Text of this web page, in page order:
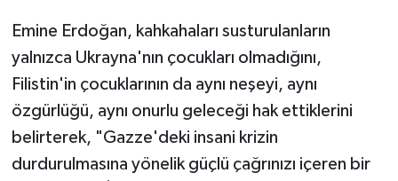
Emine Erdoğan, kahkahaları susturulanların
yalnızca Ukrayna'nın çocukları olmadığını,
Filistin'in çocuklarının da aynı neşeyi, aynı
özgürlüğü, aynı onurlu geleceği hak ettiklerini
belirterek, "Gazze'deki insani krizin
durdurulmasına yönelik güçlü çağrınızı içeren bir